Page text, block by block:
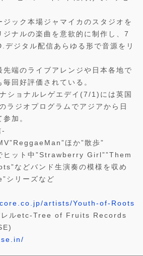
ジック本場ジャマイカのスタジオを
ジナルの楽曲を意欲的に制作し、7
デジタル配信あらゆる形で音源をリ
先端のライブアレンジや日本各地で
回好評価されている。
ショナルレゲエデイ(7/1)には英国
ジオプログラムでアジアから日
加。
-
ほか”散歩”
ヒット中”Strawberry Girl””Them
などバンド生演奏の模様を収め
シリーズなど
artists/Youth-of-Roots
レルetc-Tree of Fruits Records